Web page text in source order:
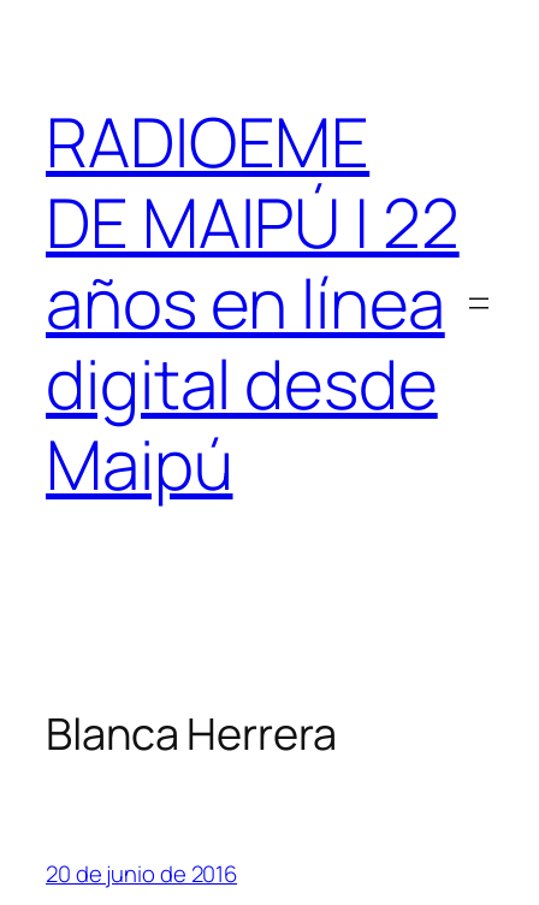
RADIOEME
DE MAIPÚ | 22
años en línea
digital desde
Maipú
Blanca Herrera
20 de junio de 2016